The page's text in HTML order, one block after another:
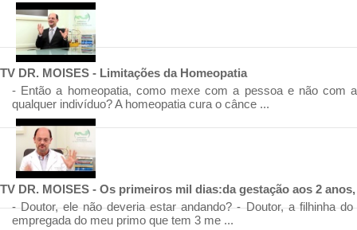
TV DR. MOISES - Limitações da Homeopatia
- Então a homeopatia, como mexe com a pessoa e não com
qualquer indivíduo? A homeopatia cura o cânce ...
TV DR. MOISES - Os primeiros mil dias:da gestação aos 2
- Doutor, ele não deveria estar andando? - Doutor, a filhinha
empregada do meu primo que tem 3 me ...